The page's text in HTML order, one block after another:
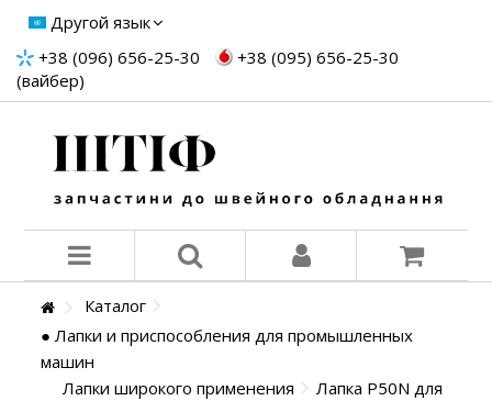
Другой язык
+38 (096) 656-25-30
+38 (095) 656-25-30
(вайбер)
Каталог
● Лапки и приспособления для промышленных
машин
Лапки широкого применения
Лапка P50N для